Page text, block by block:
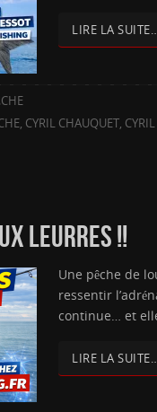
LIRE LA
, CYRIL CHAUQUET,
LEURRES !!
Une pêche de
ressentir
continue… et
LIRE LA